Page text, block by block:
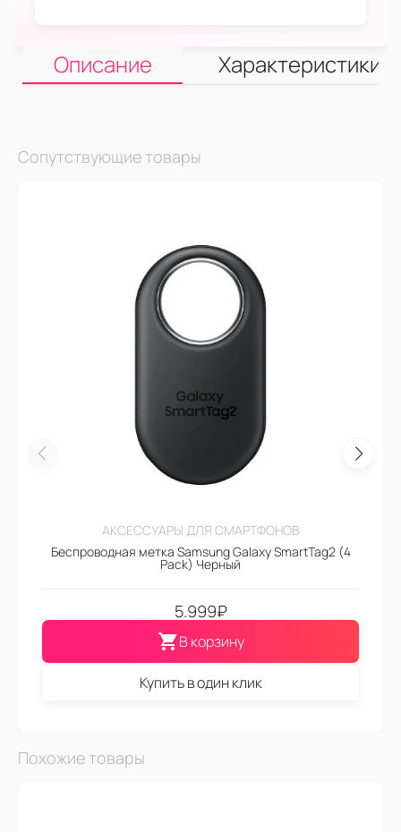
Описание Характеристики
Сопутствующие товары
АКСЕССУАРЫ ДЛЯ СМАРТФОНОВ
Беспроводная метка Samsung Galaxy SmartTag2 (4
Pack) Черный
5.999₽
В корзину
Купить в один клик
Похожие товары